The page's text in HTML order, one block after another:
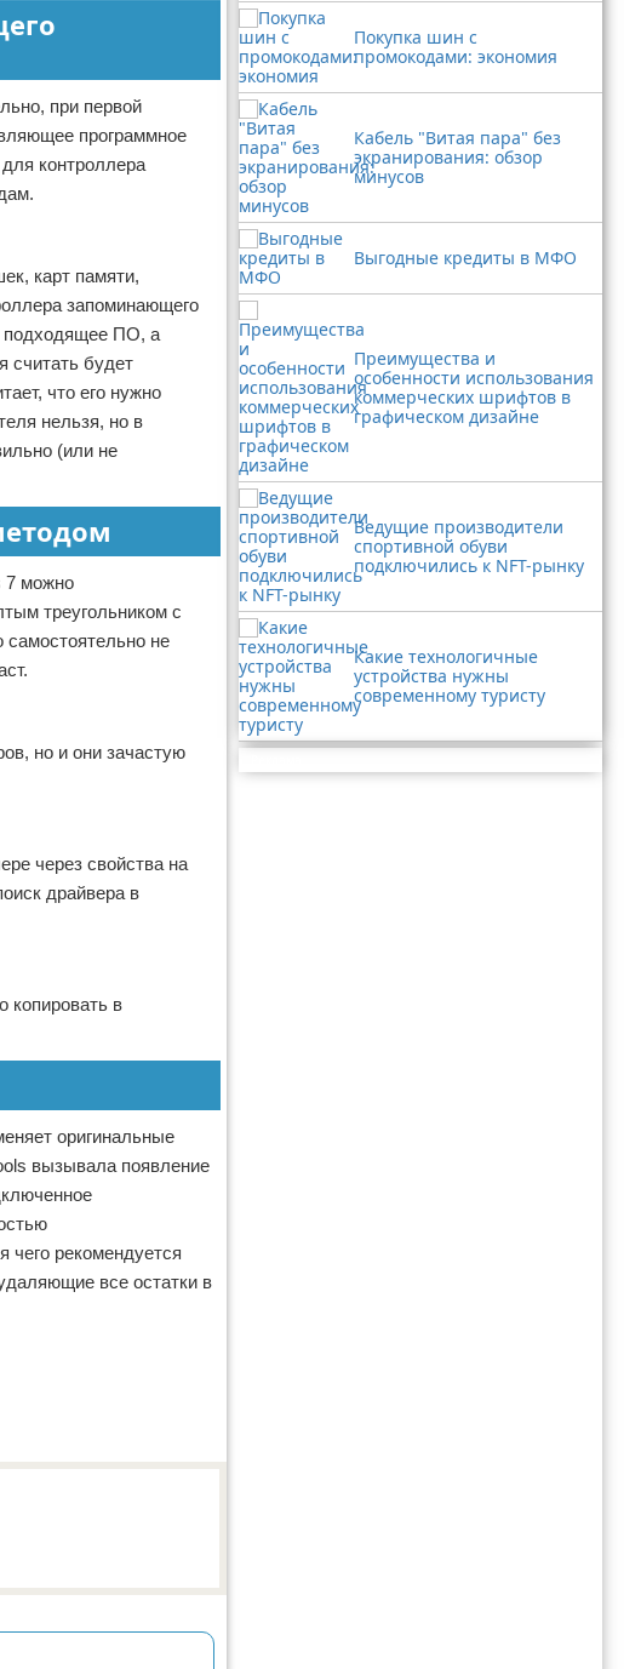
при первой
программное
контроллера
карт памяти,
запоминающего
подходящее ПО, а
считать будет
что его нужно
нельзя, но в
(или не
7 можно
треугольником с
самостоятельно не
но и они зачастую
через свойства на
драйвера в
копировать в
оригинальные
вызывала появление
рекомендуется
все остатки в
Покупка шин с
промокодами: экономия
Кабель "Витая пара" без
экранирования: обзор
минусов
Выгодные кредиты в МФО
Преимущества и
особенности использования
коммерческих шрифтов в
графическом дизайне
Ведущие производители
спортивной обуви
подключились к NFT-рынку
Какие технологичные
устройства нужны
современному туристу